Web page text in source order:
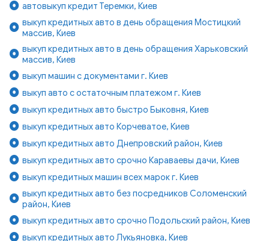
автовыкуп кредит Теремки, Киев
выкуп кредитных авто в день обращения Мостицкий
массив, Киев
выкуп кредитных авто в день обращения Харьковский
массив, Киев
выкуп машин с документами г. Киев
выкуп авто с остаточным платежом г. Киев
выкуп кредитных авто быстро Быковня, Киев
выкуп кредитных авто Корчеватое, Киев
выкуп кредитных авто Днепровский район, Киев
выкуп кредитных авто срочно Караваевы дачи, Киев
выкуп кредитных машин всех марок г. Киев
выкуп кредитных авто без посредников Соломенский
район, Киев
выкуп кредитных авто срочно Подольский район, Киев
выкуп кредитных авто Лукьяновка, Киев